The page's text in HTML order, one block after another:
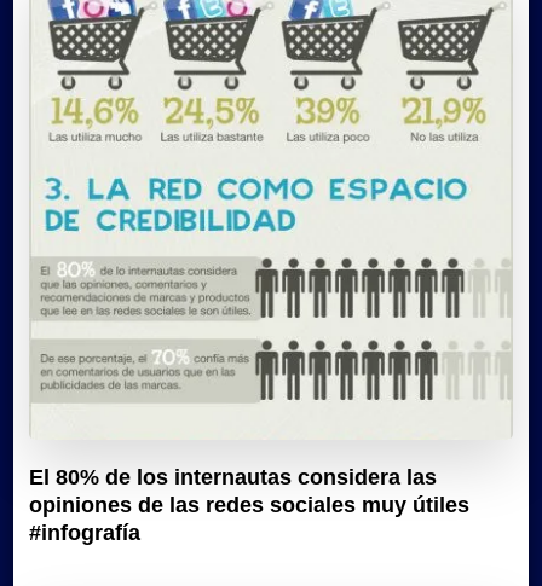
El 80% de los internautas considera las
opiniones de las redes sociales muy útiles
#infografía